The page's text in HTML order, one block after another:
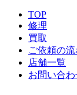
TOP
修理
買取
ご依頼の
店舗一覧
お問い合わ